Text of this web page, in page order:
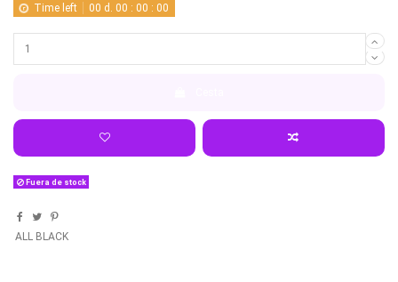
Time left 00 d. 00 :00 :00
Fuera de stock
ALL BLACK